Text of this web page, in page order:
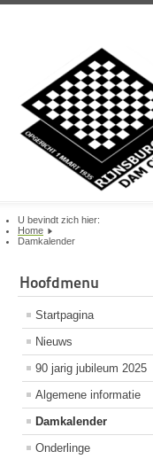
U bevindt zich hier:
Home
Damkalender
Hoofdmenu
Startpagina
Nieuws
90 jarig jubileum 2025
Algemene informatie
Damkalender
Onderlinge